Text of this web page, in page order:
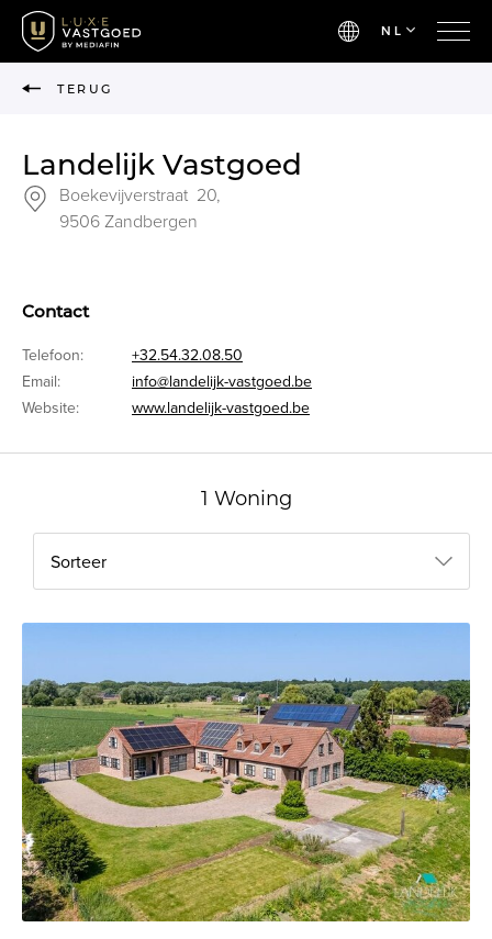
NL
TERUG
Landelijk Vastgoed
Boekevijverstraat 20,
9506 Zandbergen
Contact
Telefoon:
+32.54.32.08.50
Email:
info@landelijk-vastgoed.be
Website:
www.landelijk-vastgoed.be
1 Woning
Sorteer